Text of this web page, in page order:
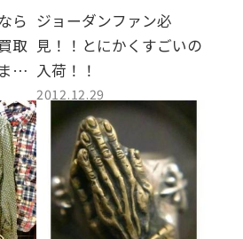
ら
取
ジョーダンファン必
見！！とにかくすごいの
入荷！！
2012.12.29